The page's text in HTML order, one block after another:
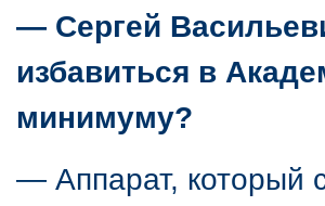
— Сергей
избавиться в
минимуму?
— Аппарат, который